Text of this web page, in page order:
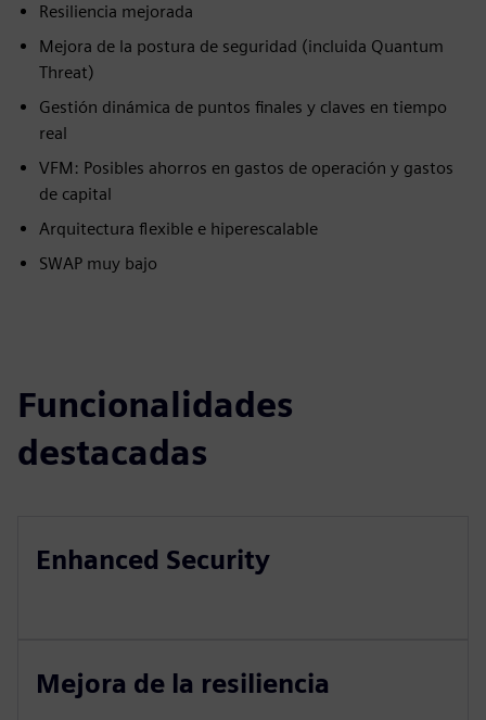
Resiliencia mejorada
Mejora de la postura de seguridad (incluida Quantum
Threat)
Gestión dinámica de puntos finales y claves en tiempo
real
VFM: Posibles ahorros en gastos de operación y gastos
de capital
Arquitectura flexible e hiperescalable
SWAP muy bajo
Funcionalidades
destacadas
Enhanced Security
Mejora de la resiliencia